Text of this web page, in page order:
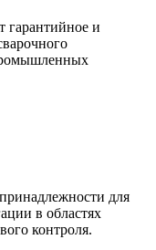
гарантийное и
для
в областях
контроля.